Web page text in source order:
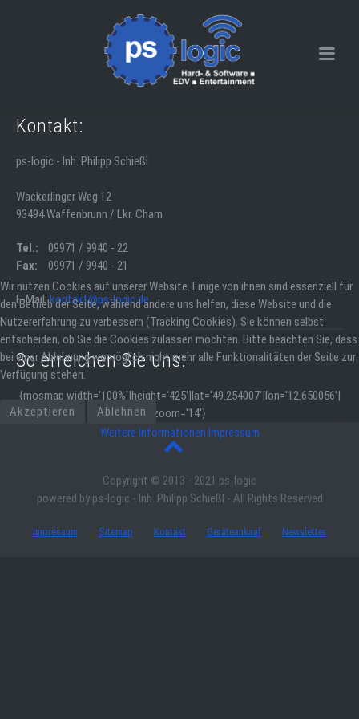
Kontakt:
ps-logic - Inh. Philipp Schießl
Wackerlinger Weg 12
93494 Waffenbrunn / Lkr. Cham
Tel.:
Fax:
09971 / 9940 - 22
09971 / 9940 - 21
E-Mail:kontakt@ps-logic.de
So erreichen Sie uns:
{mosmap width='100%'|height='425'|lat='49.254007'|lon='12.650056'|
zoom='14'}
Copyright © 2013 - 2021 ps-logic
powered by ps-logic - Inh. Philipp Schießl - All Rights Reserved
Impressum Sitemap Kontakt Geräteankauf Newsletter
Wir nutzen Cookies auf unserer Website. Einige von ihnen sind essenziell für
den Betrieb der Seite, während andere uns helfen, diese Website und die
Nutzererfahrung zu verbessern (Tracking Cookies). Sie können selbst
entscheiden, ob Sie die Cookies zulassen möchten. Bitte beachten Sie, dass
bei einer Ablehnung womöglich nicht mehr alle Funktionalitäten der Seite zur
Verfügung stehen.
Akzeptieren
Ablehnen
Weitere Informationen Impressum